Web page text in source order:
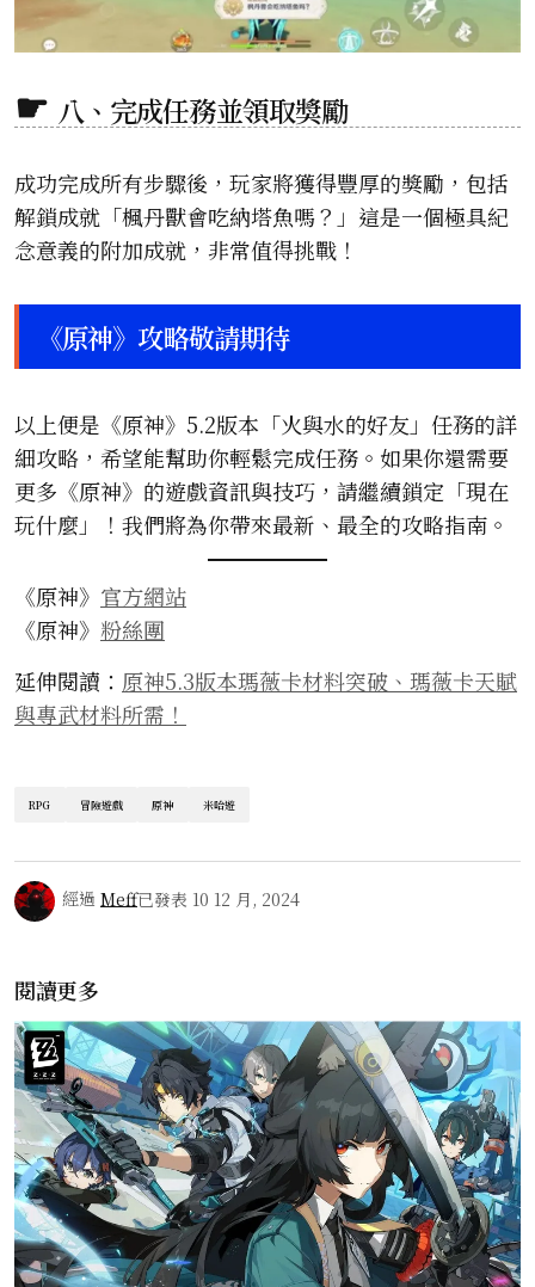
八、完成任務並領取獎勵
成功完成所有步驟後，玩家將獲得豐厚的獎勵，包括
解鎖成就「楓丹獸會吃納塔魚嗎？」這是一個極具紀
念意義的附加成就，非常值得挑戰！
《原神》攻略敬請期待
以上便是《原神》5.2版本「火與水的好友」任務的詳
細攻略，希望能幫助你輕鬆完成任務。如果你還需要
更多《原神》的遊戲資訊與技巧，請繼續鎖定「現在
玩什麼」！我們將為你帶來最新、最全的攻略指南。
《原神》 官方網站
《原神》 粉絲團
延伸閱讀： 原神5.3版本瑪薇卡材料突破、瑪薇卡天賦
與專武材料所需！
RPG 冒險遊戲 原神 米哈遊
經過 Meff已發表 10 12 月, 2024
閱讀更多